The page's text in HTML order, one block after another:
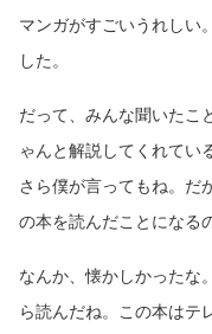
マンガがすごいうれしい
した。
だって、みんな聞いたこ
ゃんと解説してくれてい
さら僕が言ってもね。だ
の本を読んだことになる
なんか、懐かしかったな
ら読んだね。この本はテ